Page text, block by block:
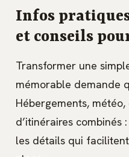
Infos
et conseils
Transformer une
mémorable demande
Hébergements,
d’itinéraires combinés
les détails qui